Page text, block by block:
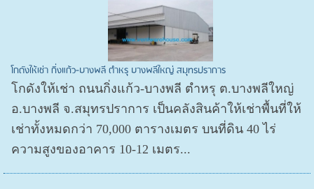
โกดังให้เช่า กิ่งแก้ว-บางพลี ตำหรุ บางพลีใหญ่ สมุทรปราการ
โกดังให้เช่า ถนนกิ่งแก้ว-บางพลี ตำหรุ ต.บางพลีใหญ่
อ.บางพลี จ.สมุทรปราการ เป็นคลังสินค้าให้เช่าพื้นที่ให้
เช่าทั้งหมดกว่า 70,000 ตารางเมตร บนที่ดิน 40 ไร่
ความสูงของอาคาร 10-12 เมตร...